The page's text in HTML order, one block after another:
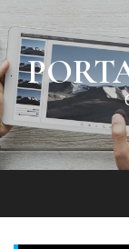
Skip
to
content